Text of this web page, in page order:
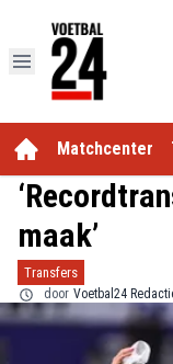
Matchcenter
maak’
Transfers
door Voetbal24